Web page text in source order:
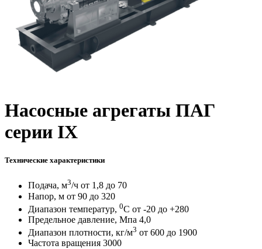
Насосные агрегаты ПАГ
серии IX
Технические характеристики
Подача, м3/ч от 1,8 до 70
Напор, м от 90 до 320
Диапазон температур, 0С от -20 до +280
Предельное давление, Мпа 4,0
Диапазон плотности, кг/м3 от 600 до 1900
Частота вращения 3000